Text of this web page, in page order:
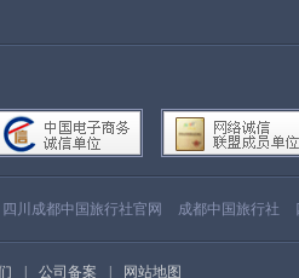
四川成都中国旅行社官网 成都中国旅行社
公司备案 网站地图